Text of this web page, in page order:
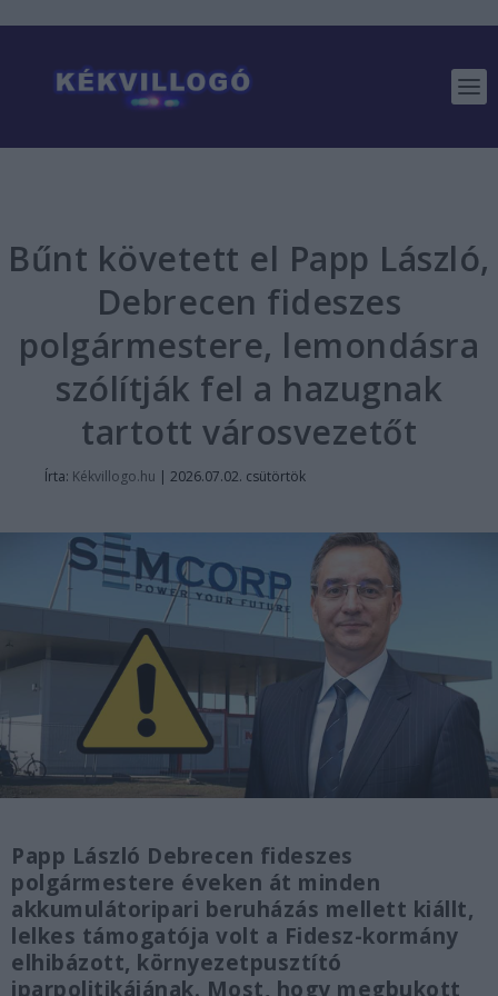
Bűnt követett el Papp László,
Debrecen fideszes
polgármestere, lemondásra
szólítják fel a hazugnak
tartott városvezetőt
Írta: Kékvillogo.hu | 2026.07.02. csütörtök
Papp László Debrecen fideszes
polgármestere éveken át minden
akkumulátoripari beruházás mellett kiállt,
lelkes támogatója volt a Fidesz-kormány
elhibázott, környezetpusztító
iparpolitikájának. Most, hogy megbukott